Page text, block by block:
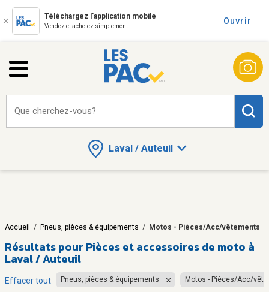
Téléchargez l'application mobile
Vendez et achetez simplement
Ouvrir
Laval / Auteuil
Que cherchez-vous?
Accueil / Pneus, pièces & équipements / Motos - Pièces/Acc/vêtements
Résultats pour Pièces et accessoires de moto à
Laval / Auteuil
Effacer tout Pneus, pièces & équipements Motos - Pièces/Acc/